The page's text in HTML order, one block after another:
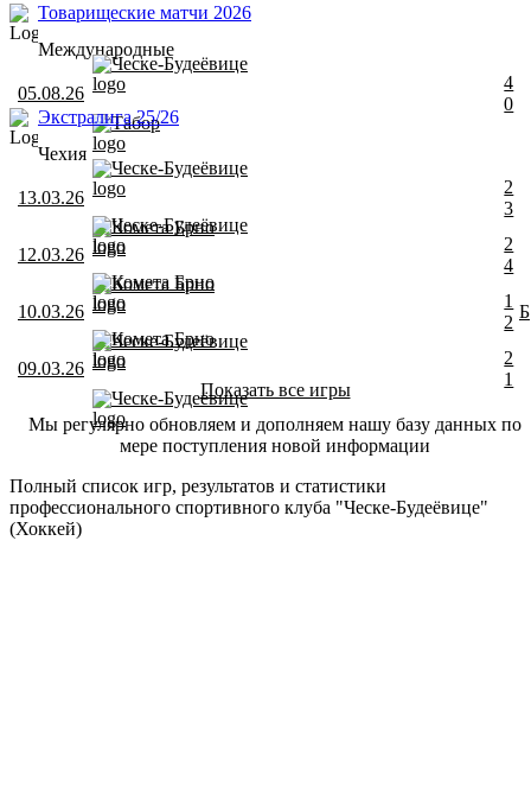
Товарищеские матчи 2026
Международные
05.08.26
Ческе-Будеёвице
Табор
4
0
Экстралига 25/26
Чехия
13.03.26
Ческе-Будеёвице
Комета Брно
2
3
12.03.26
Ческе-Будеёвице
Комета Брно
2
4
10.03.26
Комета Брно
Ческе-Будеёвице
1
2
Б
09.03.26
Комета Брно
Ческе-Будеёвице
2
1
Показать все игры
Мы регулярно обновляем и дополняем нашу базу данных по
мере поступления новой информации
Полный список игр, результатов и статистики
профессионального спортивного клуба "Ческе-Будеёвице"
(Хоккей)